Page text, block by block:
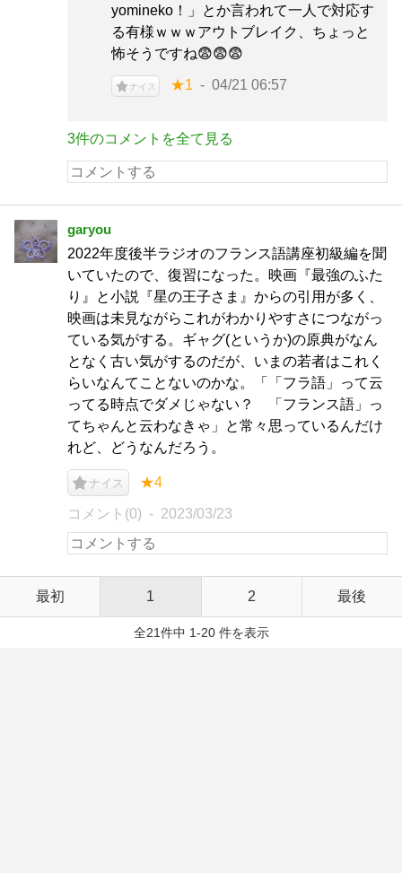
yomineko！」とか言われて一人で対応す
る有様ｗｗｗアウトブレイク、ちょっと
怖そうですね😨😨😨
ナイス ★1 04/21 06:57
3件のコメントを全て見る
garyou
2022年度後半ラジオのフランス語講座初級編を聞
いていたので、復習になった。映画『最強のふた
り』と小説『星の王子さま』からの引用が多く、
映画は未見ながらこれがわかりやすさにつながっ
ている気がする。ギャグ(というか)の原典がなん
となく古い気がするのだが、いまの若者はこれく
らいなんてことないのかな。「「フラ語」って云
ってる時点でダメじゃない？ 「フランス語」っ
てちゃんと云わなきゃ」と常々思っているんだけ
れど、どうなんだろう。
ナイス ★4
コメント(0) 2023/03/23
最初 1 2 最後
全21件中 1-20 件を表示